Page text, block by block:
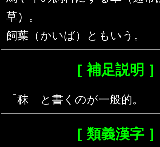
草）。
飼葉（かいば）ともいう。
［ 補足説明 ］
「秣」と書くのが一般的。
［ 類義漢字 ］